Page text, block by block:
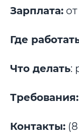
Зарплата:
Где
Что делать:
Требования:
Контакты: